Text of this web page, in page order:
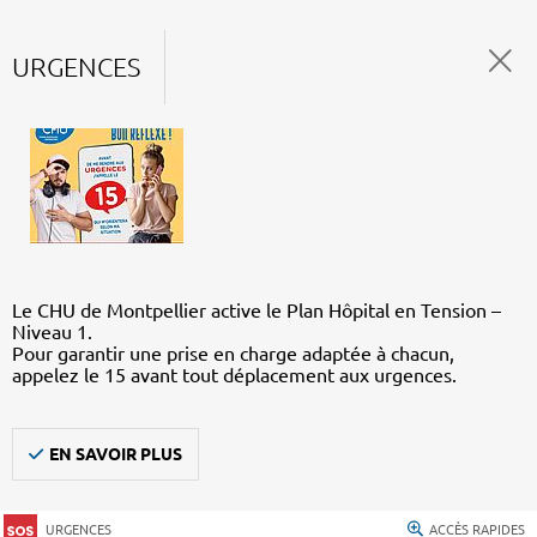
URGENCES
Le CHU de Montpellier active le Plan Hôpital en Tension –
Niveau 1.
Pour garantir une prise en charge adaptée à chacun,
appelez le 15 avant tout déplacement aux urgences.
EN SAVOIR PLUS
URGENCES ACCÈS RAPIDES